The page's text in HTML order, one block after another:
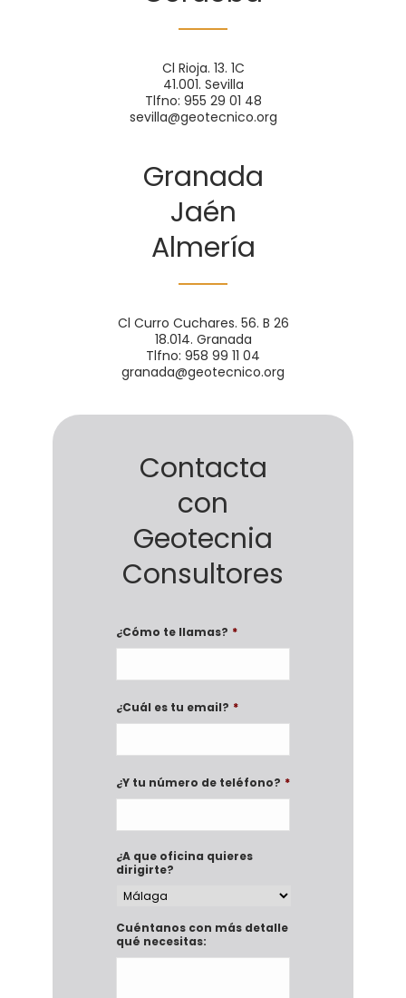
Cl Rioja. 13. 1C
41.001. Sevilla
Tlfno: 955 29 01 48
sevilla@geotecnico.org
Granada
Jaén
Almería
Cl Curro Cuchares. 56. B 26
18.014. Granada
Tlfno: 958 99 11 04
granada@geotecnico.org
Contacta
con
Geotecnia
Consultores
¿Cómo te llamas? *
¿Cuál es tu email? *
¿Y tu número de teléfono? *
¿A que oficina quieres
dirigirte?
Cuéntanos con más detalle
qué necesitas: